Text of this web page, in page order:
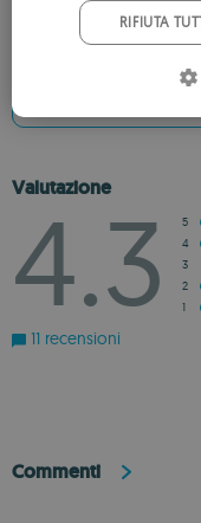
Valutazione
4.3
5
4
3
2
1
11 recensioni
Commenti
RIFIUTA